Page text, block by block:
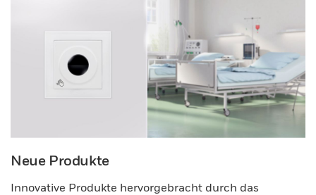
Neue Produkte
Innovative Produkte hervorgebracht durch das